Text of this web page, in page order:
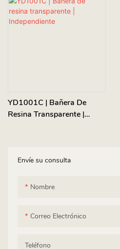
Envíe su consulta
Nombre
Correo Electrónico
Teléfono
YD1001C | Bañera De
Resina Transparente |